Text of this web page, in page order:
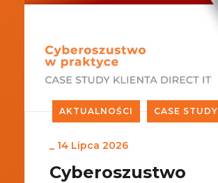
AKTUALNOŚCI CASE STUDY
_ 14 Lipca 2026
Cyberoszustwo